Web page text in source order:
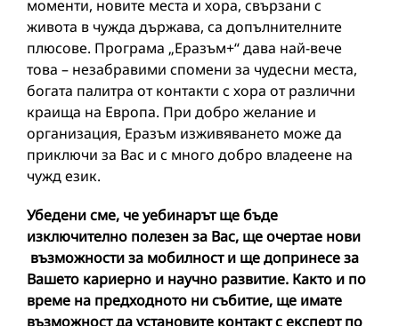
моменти, новите места и хора, свързани с
живота в чужда държава, са допълнителните
плюсове. Програма „Еразъм+“ дава най-вече
това – незабравими спомени за чудесни места,
богата палитра от контакти с хора от различни
краища на Европа. При добро желание и
организация, Еразъм изживяването може да
приключи за Вас и с много добро владеене на
чужд език.
Убедени сме, че уебинарът ще бъде
изключително полезен за Вас, ще очертае нови
възможности за мобилност и ще допринесе за
Вашето кариерно и научно развитие. Както и по
време на предходното ни събитие, ще имате
възможност да установите контакт с експерт по